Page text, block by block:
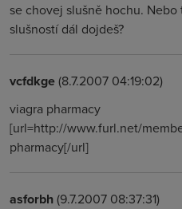
se chovej slušně hochu.
slušností dál dojdeš?
vcfdkge(8.7.2007 04:19:02)
viagra pharmacy
[url=http://www.furl.net/
pharmacy[/url]
asforbh(9.7.2007 08:37:31)